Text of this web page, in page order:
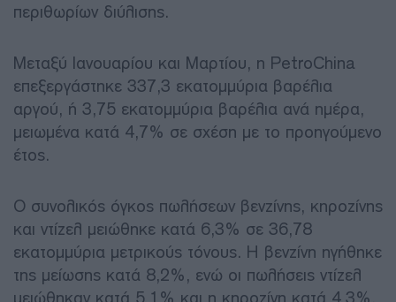
περιθωρίων διύλισης.
Μεταξύ Ιανουαρίου και Μαρτίου, η PetroChina
επεξεργάστηκε 337,3 εκατομμύρια βαρέλια
αργού, ή 3,75 εκατομμύρια βαρέλια ανά ημέρα,
μειωμένα κατά 4,7% σε σχέση με το προηγούμενο
έτος.
Ο συνολικός όγκος πωλήσεων βενζίνης, κηροζίνης
και ντίζελ μειώθηκε κατά 6,3% σε 36,78
εκατομμύρια μετρικούς τόνους. Η βενζίνη ηγήθηκε
της μείωσης κατά 8,2%, ενώ οι πωλήσεις ντίζελ
μειώθηκαν κατά 5,1% και η κηροζίνη κατά 4,3%.